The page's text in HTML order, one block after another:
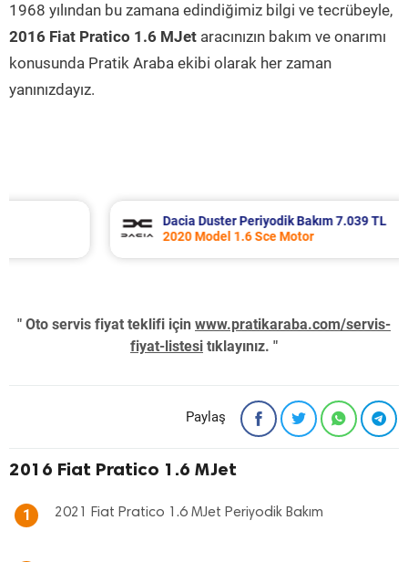
1968 yılından bu zamana edindiğimiz bilgi ve tecrübeyle,
2016 Fiat Pratico 1.6 MJet aracınızın bakım ve onarımı
konusunda Pratik Araba ekibi olarak her zaman
yanınızdayız.
Dacia Duster Periyodik Bakım 7.039 TL
2020 Model 1.6 Sce Motor
" Oto servis fiyat teklifi için www.pratikaraba.com/servis-
fiyat-listesi tıklayınız. "
Paylaş
2016 Fiat Pratico 1.6 MJet
1 2021 Fiat Pratico 1.6 MJet Periyodik Bakım